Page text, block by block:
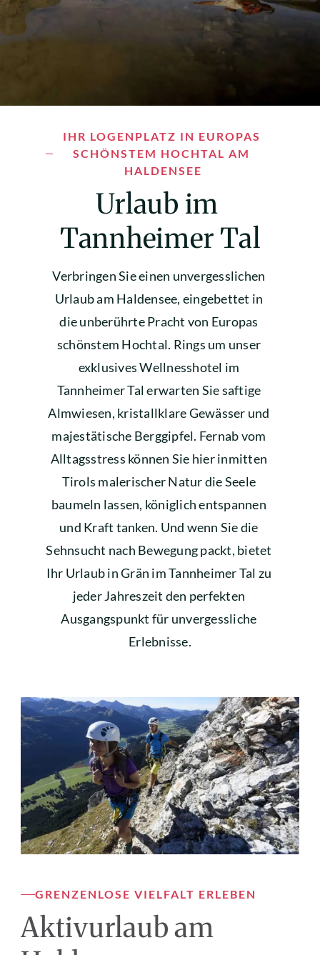
IHR LOGENPLATZ IN EUROPAS
SCHÖNSTEM HOCHTAL AM
HALDENSEE
Urlaub im
Tannheimer Tal
Verbringen Sie einen unvergesslichen
Urlaub am Haldensee, eingebettet in
die unberührte Pracht von Europas
schönstem Hochtal. Rings um unser
exklusives Wellnesshotel im
Tannheimer Tal erwarten Sie saftige
Almwiesen, kristallklare Gewässer und
majestätische Berggipfel. Fernab vom
Alltagsstress können Sie hier inmitten
Tirols malerischer Natur die Seele
baumeln lassen, königlich entspannen
und Kraft tanken. Und wenn Sie die
Sehnsucht nach Bewegung packt, bietet
Ihr Urlaub in Grän im Tannheimer Tal zu
jeder Jahreszeit den perfekten
Ausgangspunkt für unvergessliche
Erlebnisse.
GRENZENLOSE VIELFALT ERLEBEN
Aktivurlaub am